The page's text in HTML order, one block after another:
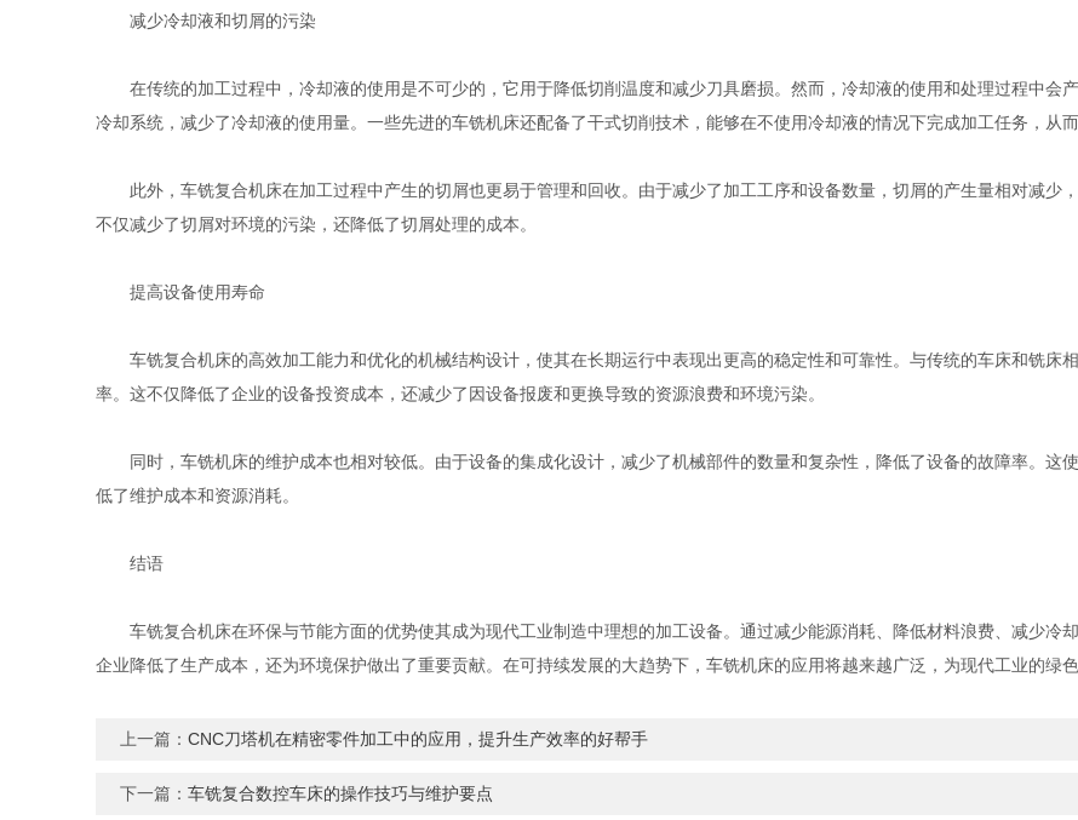
减少冷却液和切屑的污染
在传统的加工过程中，冷却液的使用是不可少的，它用于降低切削温度和减少刀具磨损。然而，冷却液的使用和处理过程中会
冷却系统，减少了冷却液的使用量。一些先进的车铣机床还配备了干式切削技术，能够在不使用冷却液的情况下完成加工任务，从
此外，车铣复合机床在加工过程中产生的切屑也更易于管理和回收。由于减少了加工工序和设备数量，切屑的产生量相对减少
不仅减少了切屑对环境的污染，还降低了切屑处理的成本。
提高设备使用寿命
车铣复合机床的高效加工能力和优化的机械结构设计，使其在长期运行中表现出更高的稳定性和可靠性。与传统的车床和铣床
率。这不仅降低了企业的设备投资成本，还减少了因设备报废和更换导致的资源浪费和环境污染。
同时，车铣机床的维护成本也相对较低。由于设备的集成化设计，减少了机械部件的数量和复杂性，降低了设备的故障率。这
低了维护成本和资源消耗。
结语
车铣复合机床在环保与节能方面的优势使其成为现代工业制造中理想的加工设备。通过减少能源消耗、降低材料浪费、减少冷
企业降低了生产成本，还为环境保护做出了重要贡献。在可持续发展的大趋势下，车铣机床的应用将越来越广泛，为现代工业的绿色
上一篇：CNC刀塔机在精密零件加工中的应用，提升生产效率的好帮手
下一篇：车铣复合数控车床的操作技巧与维护要点